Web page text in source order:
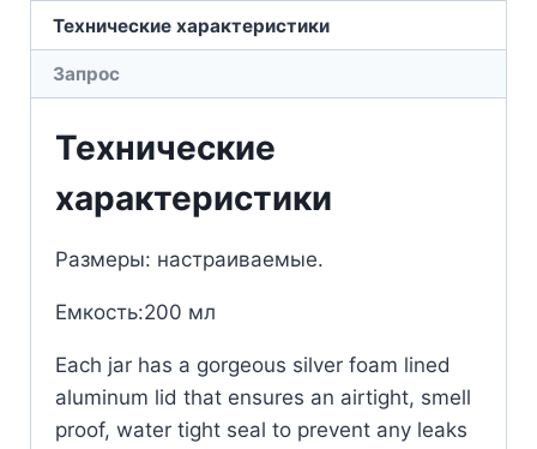
Технические характеристики
Запрос
Технические
характеристики
Размеры: настраиваемые.
Емкость:200 мл
Each jar has a gorgeous silver foam lined
aluminum lid that ensures an airtight, smell
proof, water tight seal to prevent any leaks